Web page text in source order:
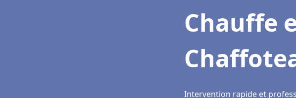
Chauffe
Intervention rapide et